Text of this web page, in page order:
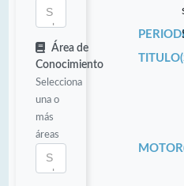
Área de
Conocimiento
Selecciona
una o
más
áreas